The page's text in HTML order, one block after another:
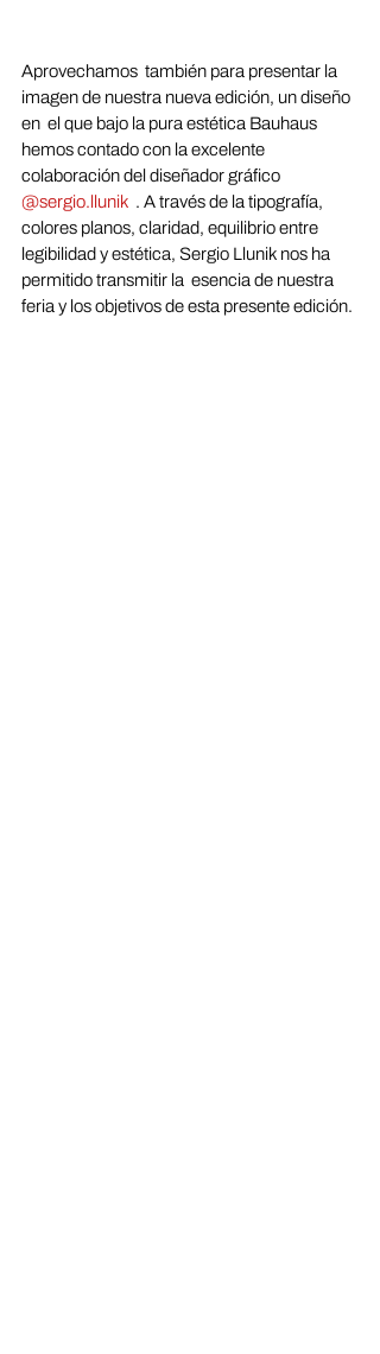
Aprovechamos  también para presentar la
imagen de nuestra nueva edición, un diseño
en  el que bajo la pura estética Bauhaus
hemos contado con la excelente
colaboración del diseñador gráfico
@sergio.llunik
  . A través de la tipografía,
colores planos, claridad, equilibrio entre
legibilidad y estética, Sergio Llunik nos ha
permitido transmitir la  esencia de nuestra
feria y los objetivos de esta presente edición.